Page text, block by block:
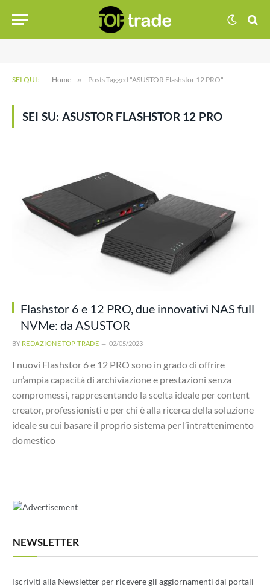
SEI QUI: Home » Posts Tagged "ASUSTOR Flashstor 12 PRO"
SEI SU: ASUSTOR FLASHSTOR 12 PRO
Flashstor 6 e 12 PRO, due innovativi NAS full
NVMe: da ASUSTOR
BY REDAZIONE TOP TRADE 02/05/2023
I nuovi Flashstor 6 e 12 PRO sono in grado di offrire
un’ampia capacità di archiviazione e prestazioni senza
compromessi, rappresentando la scelta ideale per content
creator, professionisti e per chi è alla ricerca della soluzione
ideale su cui basare il proprio sistema per l’intrattenimento
domestico
NEWSLETTER
Iscriviti alla Newsletter per ricevere gli aggiornamenti dai portali